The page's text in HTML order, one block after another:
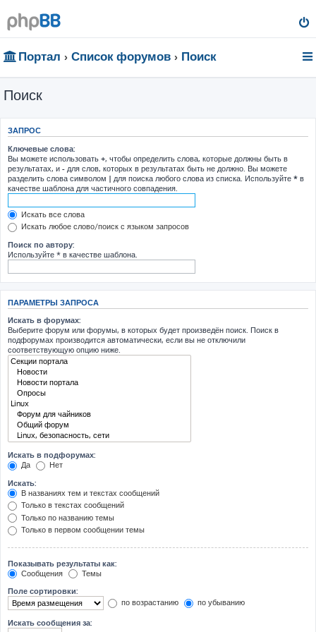
Портал Список форумов Поиск
Поиск
ЗАПРОС
Ключевые слова:
Вы можете использовать +, чтобы определить слова, которые должны быть в
результатах, и - для слов, которых в результатах быть не должно. Вы можете
разделить слова символом | для поиска любого слова из списка. Используйте * в
качестве шаблона для частичного совпадения.
Искать все слова
Искать любое слово/поиск с языком запросов
Поиск по автору:
Используйте * в качестве шаблона.
ПАРАМЕТРЫ ЗАПРОСА
Искать в форумах:
Выберите форум или форумы, в которых будет произведён поиск. Поиск в
подфорумах производится автоматически, если вы не отключили
соответствующую опцию ниже.
Искать в подфорумах:
Да
Нет
Искать:
В названиях тем и текстах сообщений
Только в текстах сообщений
Только по названию темы
Только в первом сообщении темы
Показывать результаты как:
Сообщения
Темы
Поле сортировки:
по возрастанию
по убыванию
Искать сообщения за: